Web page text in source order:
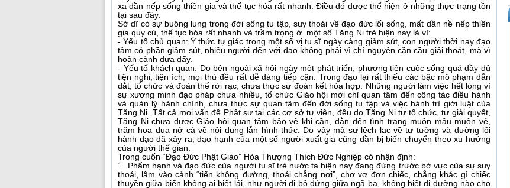
xa dần nếp sống thiền gia và thế tục hóa rất nhanh. Điều đó được thể hiện ở những thực trạng tồn
tại sau đây:
Sở dĩ có sự buông lung trong đời sống tu tập, suy thoái về đạo đức lối sống, mất dần nề nếp thiền
gia quy củ, thế tục hóa rất nhanh và trầm trọng ở một số Tăng Ni trẻ hiện nay là vì:
- Yếu tố chủ quan: Ý thức tự giác trong một số vị tu sĩ ngày càng giảm sút, con người thời nay đạo
tâm có phần giảm sút, nhiều người đến với đạo không phải vì chí nguyện cần cầu giải thoát, mà vì
hoàn cảnh đưa đẩy.
- Yếu tố khách quan: Do bên ngoài xã hội ngày một phát triển, phương tiện cuộc sống quá đầy đủ
tiện nghi, tiện ích, mọi thứ đều rất dễ dàng tiếp cận. Trong đạo lại rất thiếu các bậc mô phạm dẫn
dắt, tổ chức và đoàn thể rời rạc, chưa thực sự đoàn kết hòa hợp. Những người làm việc hết lòng vì
sự xương minh đạo pháp chưa nhiều, tổ chức Giáo hội mới chỉ quan tâm đến công tác điều hành
và quản lý hành chính, chưa thực sự quan tâm đến đời sống tu tập và việc hành trì giới luật của
Tăng Ni. Tất cả mọi vấn đề Phật sự tại các cơ sở tự viện, đều do Tăng Ni tự tổ chức, tự giải quyết,
Tăng Ni chưa được Giáo hội quan tâm bảo vệ khi cần, dẫn đến tình trạng muôn mầu muôn vẻ,
trăm hoa đua nở cả về nội dung lẫn hình thức. Do vậy mà sự lệch lạc về tư tưởng và đường lối
hành đạo đã xảy ra, đạo hạnh của một số người xuất gia cũng dần bị biến chuyển theo xu hướng
của người thế gian.
Trong cuốn “Đạo Đức Phật Giáo” Hòa Thượng Thích Đức Nghiệp có nhận định:
“...Phẩm hạnh và đạo đức của người tu sĩ trẻ nước ta hiện nay đang đứng trước bờ vực của sự suy
thoái, lâm vào cảnh “tiến không đường, thoái chẳng nơi”, chơ vơ đơn chiếc, chẳng khác gì chiếc
thuyền giữa biển không ai biết lái, như người đi bộ đứng giữa ngã ba, không biết đi đường nào cho